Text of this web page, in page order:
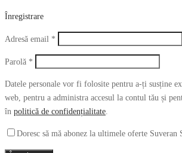
Înregistrare
Adresă email *
Parolă *
Datele personale vor fi folosite pentru a-ți susține
web, pentru a administra accesul la contul tău și
în politică de confidențialitate
Doresc să mă abonez la ultimele oferte Suveran